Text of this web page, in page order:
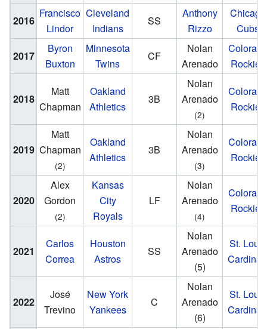
2016
Francisco
Lindor
Cleveland
Indians
SS
Anthony
Rizzo
Chicago
Cubs
2017
Byron
Buxton
Minnesota
Twins
CF
Nolan
Arenado
Colorado
Rockies
2018
Matt
Chapman
Oakland
Athletics
3B
Nolan
Arenado
(2)
Colorado
Rockies
2019
Matt
Chapman
(2)
Oakland
Athletics
3B
Nolan
Arenado
(3)
Colorado
Rockies
2020
Alex
Gordon
(2)
Kansas
City
Royals
LF
Nolan
Arenado
(4)
Colorado
Rockies
2021
Carlos
Correa
Houston
Astros
SS
Nolan
Arenado
(5)
St. Louis
2022
José
Trevino
New York
Yankees
C
Nolan
Arenado
(6)
St. Louis